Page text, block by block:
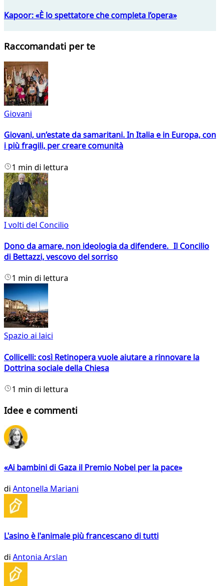
Kapoor: «È lo spettatore che completa l’opera»
Raccomandati per te
Giovani
Giovani, un’estate da samaritani. In Italia e in Europa, con
i più fragili, per creare comunità
1 min di lettura
I volti del Concilio
Dono da amare, non ideologia da difendere. Il Concilio
di Bettazzi, vescovo del sorriso
1 min di lettura
Spazio ai laici
Collicelli: così Retinopera vuole aiutare a rinnovare la
Dottrina sociale della Chiesa
1 min di lettura
Idee e commenti
«Ai bambini di Gaza il Premio Nobel per la pace»
di Antonella Mariani
L'asino è l'animale più francescano di tutti
di Antonia Arslan